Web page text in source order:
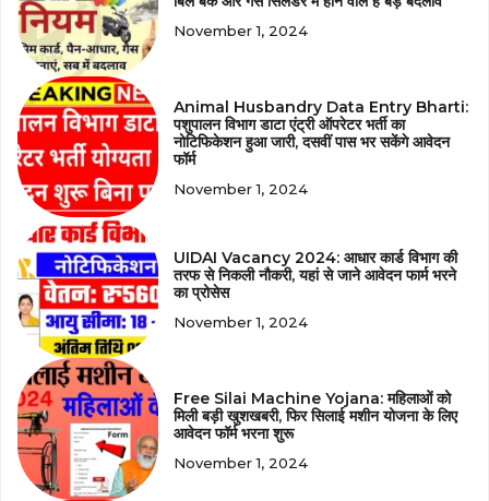
November 1, 2024
Animal Husbandry Data Entry Bharti:
पशुपालन विभाग डाटा एंट्री ऑपरेटर भर्ती का
नोटिफिकेशन हुआ जारी, दसवीं पास भर सकेंगे आवेदन
फॉर्म
November 1, 2024
UIDAI Vacancy 2024: आधार कार्ड विभाग की
तरफ से निकली नौकरी, यहां से जाने आवेदन फार्म भरने
का प्रोसेस
November 1, 2024
Free Silai Machine Yojana: महिलाओं को
मिली बड़ी खुशखबरी, फिर सिलाई मशीन योजना के लिए
आवेदन फॉर्म भरना शुरू
November 1, 2024